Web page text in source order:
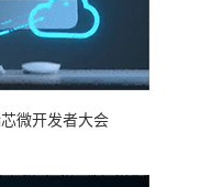
微开发者大会